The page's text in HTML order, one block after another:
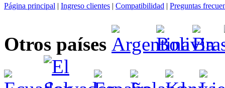
Página principal | Ingreso clientes | Compatibilidad | Preguntas
Otros países